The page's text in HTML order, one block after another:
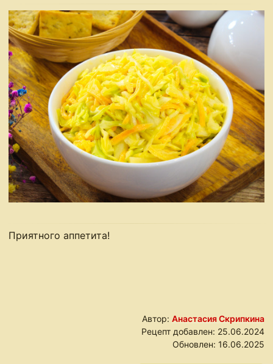
Приятного аппетита!
Автор: Анастасия Скрипкина
Рецепт добавлен: 25.06.2024
Обновлен: 16.06.2025